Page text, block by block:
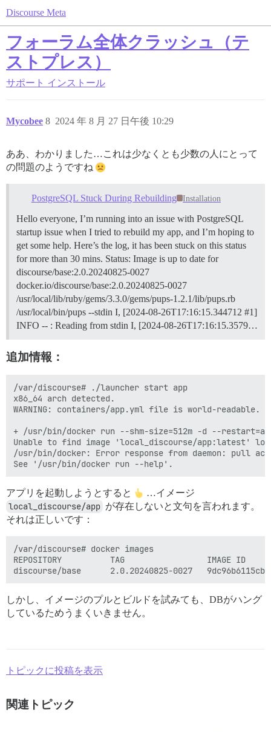
Discourse Meta
フォーラム全体クラッシュ（テ
ストプレス）
サポート インストール
Mycobee 2024 年 8 月 27 日午後 10:29
8
ああ、わかりました…これは少なくとも少数の人にとって
の問題のようですね
PostgreSQL Stuck During Rebuilding Installation
Hello everyone, I’m running into an issue with PostgreSQL
startup issue when I tried to rebuild my app, and I’m hoping to
get some help. Here’s the log, it has been stuck on this status
for more than 30 mins. Status: Image is up to date for
discourse/base:2.0.20240825-0027
docker.io/discourse/base:2.0.20240825-0027
/usr/local/lib/ruby/gems/3.3.0/gems/pups-1.2.1/lib/pups.rb
/usr/local/bin/pups --stdin I, [2024-08-26T17:16:15.344712 #1]
INFO -- : Reading from stdin I, [2024-08-26T17:16:15.3579…
追加情報：
/var/discourse# ./launcher start app
x86_64 arch detected.
WARNING: containers/app.yml file is world-
+ /usr/bin/docker run --shm-size=512m -d --restart=always -e
Unable to find image 'local_discourse/app:latest'
/usr/bin/docker: Error response from daemon: pull
アプリを起動しようとすると …イメージ
local_discourse/app が存在しないと文句を言われます。
それは正しいです：
/var/discourse# docker images
REPOSITORY          TAG                 IMAGE ID
しかし、イメージのプルとビルドを試みても、DBがハング
しているためうまくいきません。
トピックに投稿を表示
関連トピック